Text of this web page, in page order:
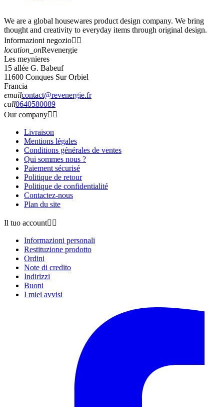
We are a global housewares product design company. We bring
thought and creativity to everyday items through original design.
Informazioni negozio 
location_onRevenergie
Les meynieres
15 allée G. Babeuf
11600 Conques Sur Orbiel
Francia
emailcontact@revenergie.fr
call0640580089
Our company 
Livraison
Mentions légales
Conditions générales de ventes
Qui sommes nous ?
Paiement sécurisé
Politique de retour
Politique de confidentialité
Contactez-nous
Plan du site
Il tuo account 
Informazioni personali
Restituzione prodotto
Ordini
Note di credito
Indirizzi
Buoni
I miei avvisi